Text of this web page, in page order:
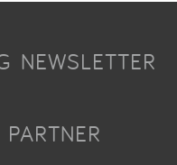
NEWSLETTER
PARTNER